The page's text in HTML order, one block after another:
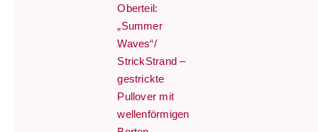
Oberteil:
„Summer
Waves“/
StrickStrand –
gestrickte
Pullover mit
wellenförmigen